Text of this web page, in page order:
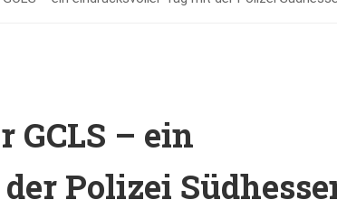
GCLS – ein
Polizei